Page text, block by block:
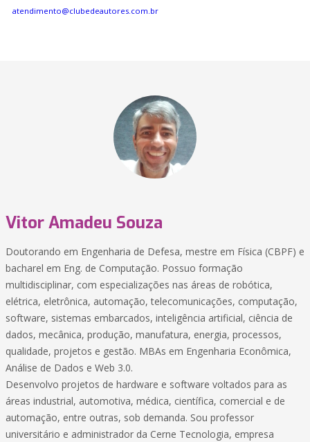
atendimento@clubedeautores.com.br
Vitor Amadeu Souza
Doutorando em Engenharia de Defesa, mestre em Física (CBPF) e
bacharel em Eng. de Computação. Possuo formação
multidisciplinar, com especializações nas áreas de robótica,
elétrica, eletrônica, automação, telecomunicações, computação,
software, sistemas embarcados, inteligência artificial, ciência de
dados, mecânica, produção, manufatura, energia, processos,
qualidade, projetos e gestão. MBAs em Engenharia Econômica,
Análise de Dados e Web 3.0.
Desenvolvo projetos de hardware e software voltados para as
áreas industrial, automotiva, médica, científica, comercial e de
automação, entre outras, sob demanda. Sou professor
universitário e administrador da Cerne Tecnologia, empresa